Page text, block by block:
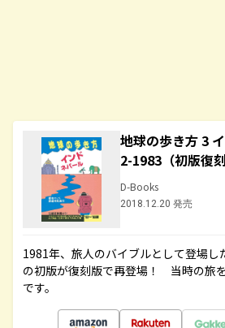
地球の歩き方 3
2-1983（初版復刻
D-Books
2018.12.20 発売
1981年、旅人のバイブルとして登場し
の初版が復刻版で再登場！ 当時の旅
です。